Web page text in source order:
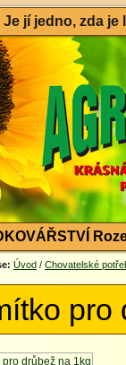
jí jedno, zda
Úvod / Chovatelské
pro